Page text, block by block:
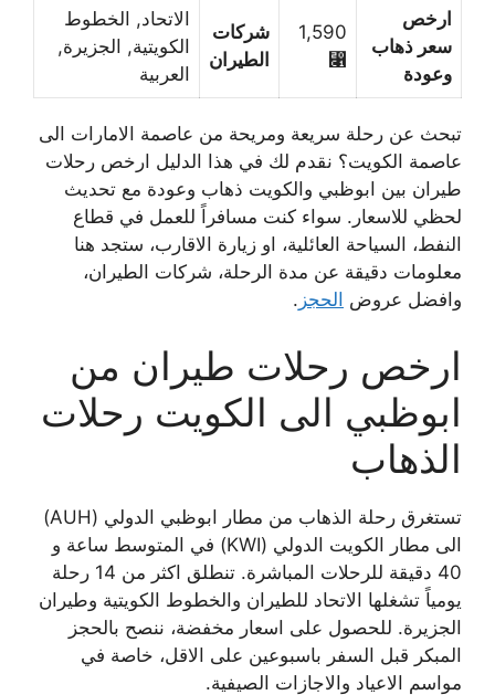
ارخص
سعر ذهاب
وعودة
1,590
⃁
شركات
الطيران
الاتحاد, الخطوط
الكويتية, الجزيرة,
العربية
تبحث عن رحلة سريعة ومريحة من عاصمة الامارات الى
عاصمة الكويت؟ نقدم لك في هذا الدليل ارخص رحلات
طيران بين ابوظبي والكويت ذهاب وعودة مع تحديث
لحظي للاسعار. سواء كنت مسافراً للعمل في قطاع
النفط، السياحة العائلية، او زيارة الاقارب، ستجد هنا
معلومات دقيقة عن مدة الرحلة، شركات الطيران،
وافضل عروض الحجز .
ارخص رحلات طيران من
ابوظبي الى الكويت رحلات
الذهاب
تستغرق رحلة الذهاب من مطار ابوظبي الدولي (AUH)
الى مطار الكويت الدولي (KWI) في المتوسط ساعة و
40 دقيقة للرحلات المباشرة. تنطلق اكثر من 14 رحلة
يومياً تشغلها الاتحاد للطيران والخطوط الكويتية وطيران
الجزيرة. للحصول على اسعار مخفضة، ننصح بالحجز
المبكر قبل السفر باسبوعين على الاقل، خاصة في
مواسم الاعياد والاجازات الصيفية.